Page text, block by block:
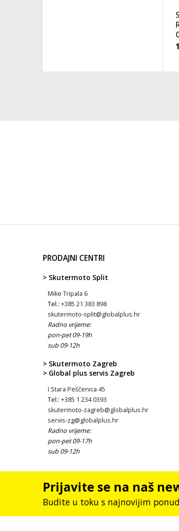
PRODAJNI CENTRI
> Skutermoto Split
Mike Tripala 6
Tel.: +385 21 383 898
skutermoto-split@globalplus.hr
Radno vrijeme:
pon-pet 09-19h
sub 09-12h
> Skutermoto Zagreb
> Global plus servis Zagreb
I Stara Peščenica 45
Tel.: +385 1 234 0393
skutermoto-zagreb@globalplus.hr
servis-zg@globalplus.hr
Radno vrijeme:
pon-pet 09-17h
sub 09-12h
Prijavite se na naš
Budite u toku s najnovijim